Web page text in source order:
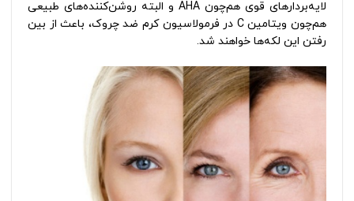
لایه‌بردارهای قوی هم‌چون AHA و البته روشن‌کننده‌های طبیعی
هم‌چون ویتامین C در فرمولاسیون کرم ضد چروک، باعث از بین
رفتن این لکه‌ها خواهند شد.